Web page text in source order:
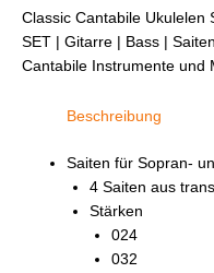
Menge
Classic Cantabile Ukulelen
SET | Gitarre | Bass |
Cantabile Instrumente und
Beschreibung
Saiten für Sopran-
4 Saiten aus
Stärken
024
032